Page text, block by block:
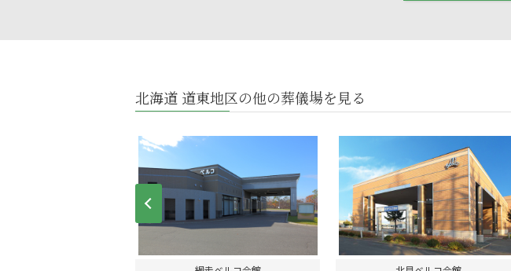
北海道 道東地区の他の葬儀場を見る
Prev